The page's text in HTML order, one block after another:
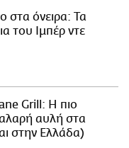
στα όνειρα: Τα
του Ιμπέρ ντε
Grill: Η πιο
αυλή στα
στην Ελλάδα)